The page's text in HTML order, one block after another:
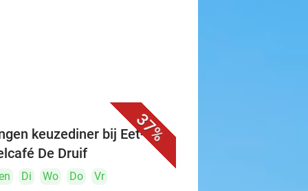
37%
keuzediner bij Eet- &
De Druif
Di Wo Do
Vr